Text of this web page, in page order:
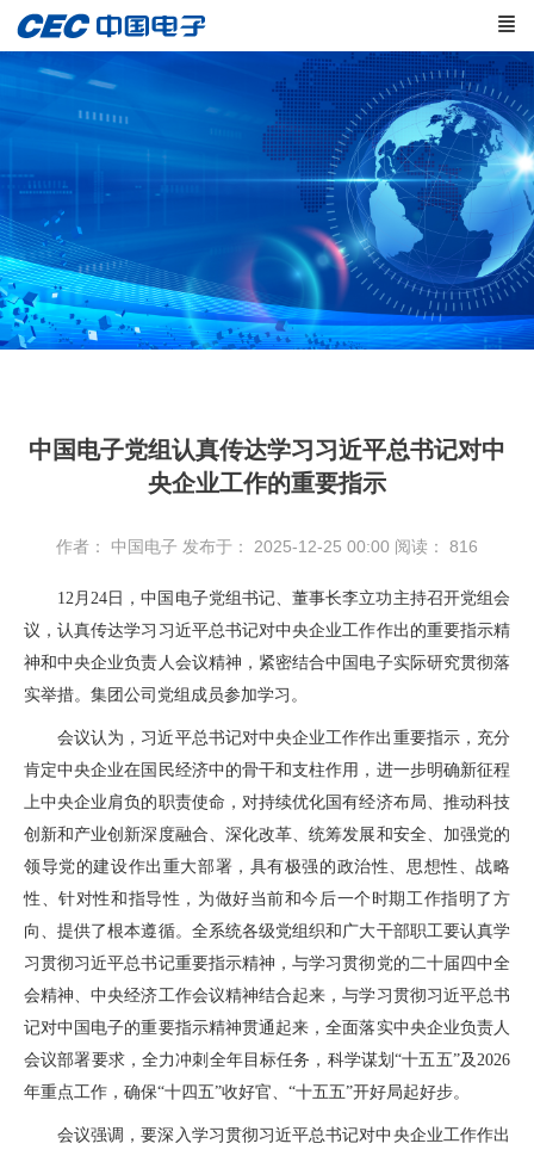
中国电子党组认真传达学习习近平总书记对中
央企业工作的重要指示
作者： 中国电子 发布于： 2025-12-25 00:00 阅读： 816
12月24日，中国电子党组书记、董事长李立功主持召开党组会
议，认真传达学习习近平总书记对中央企业工作作出的重要指示精
神和中央企业负责人会议精神，紧密结合中国电子实际研究贯彻落
实举措。集团公司党组成员参加学习。
会议认为，习近平总书记对中央企业工作作出重要指示，充分
肯定中央企业在国民经济中的骨干和支柱作用，进一步明确新征程
上中央企业肩负的职责使命，对持续优化国有经济布局、推动科技
创新和产业创新深度融合、深化改革、统筹发展和安全、加强党的
领导党的建设作出重大部署，具有极强的政治性、思想性、战略
性、针对性和指导性，为做好当前和今后一个时期工作指明了方
向、提供了根本遵循。全系统各级党组织和广大干部职工要认真学
习贯彻习近平总书记重要指示精神，与学习贯彻党的二十届四中全
会精神、中央经济工作会议精神结合起来，与学习贯彻习近平总书
记对中国电子的重要指示精神贯通起来，全面落实中央企业负责人
会议部署要求，全力冲刺全年目标任务，科学谋划“十五五”及2026
年重点工作，确保“十四五”收好官、“十五五”开好局起好步。
会议强调，要深入学习贯彻习近平总书记对中央企业工作作出